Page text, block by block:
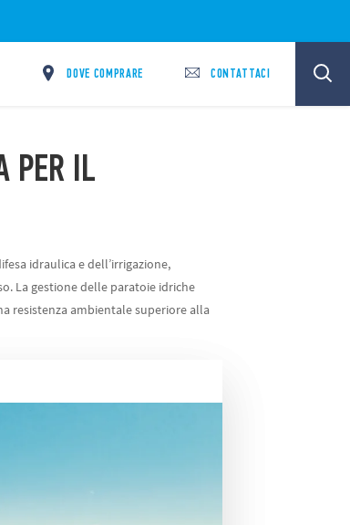
DOVE COMPRARE CONTATTACI
PER IL
idraulica e dell’irrigazione,
La gestione delle paratoie idriche
resistenza ambientale superiore alla